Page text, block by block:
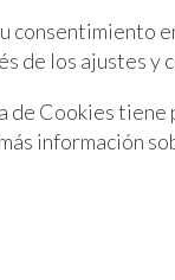
consentimiento
de los ajustes
de Cookies tiene
información